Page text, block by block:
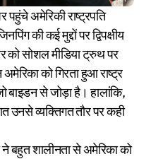
की कई मुद्दों पर द्विपक्षीय
को सोशल मीडिया ट्रुथ पर
अमेरिका को गिरता हुआ राष्ट्र
बाइडन से जोड़ा है। हालांकि,
उनसे व्यक्तिगत तौर पर कही
बहुत शालीनता से अमेरिका को